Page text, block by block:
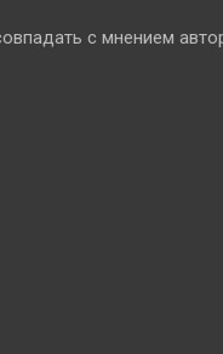
с мнением